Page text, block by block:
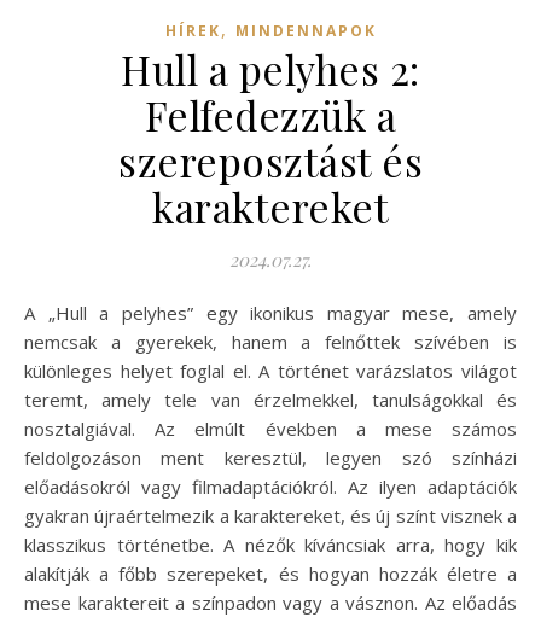
HÍREK, MINDENNAPOK
Hull a pelyhes 2:
Felfedezzük a
szereposztást és
karaktereket
2024.07.27.
A „Hull a pelyhes” egy ikonikus magyar mese, amely
nemcsak a gyerekek, hanem a felnőttek szívében is
különleges helyet foglal el. A történet varázslatos világot
teremt, amely tele van érzelmekkel, tanulságokkal és
nosztalgiával. Az elmúlt években a mese számos
feldolgozáson ment keresztül, legyen szó színházi
előadásokról vagy filmadaptációkról. Az ilyen adaptációk
gyakran újraértelmezik a karaktereket, és új színt visznek a
klasszikus történetbe. A nézők kíváncsiak arra, hogy kik
alakítják a főbb szerepeket, és hogyan hozzák életre a
mese karaktereit a színpadon vagy a vásznon. Az előadás